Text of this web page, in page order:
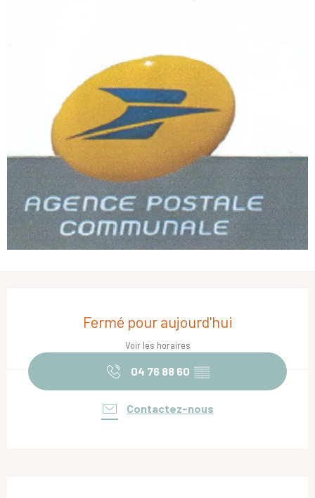
Fermé pour aujourd'hui
Voir les horaires
04 76 88 60 ▒▒
Contactez-nous